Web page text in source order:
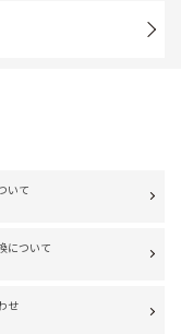
いて
について
せ